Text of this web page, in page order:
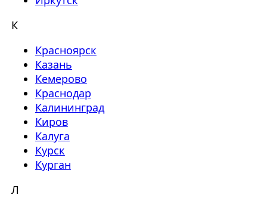
К
Красноярск
Казань
Кемерово
Краснодар
Калининград
Киров
Калуга
Курск
Курган
Л